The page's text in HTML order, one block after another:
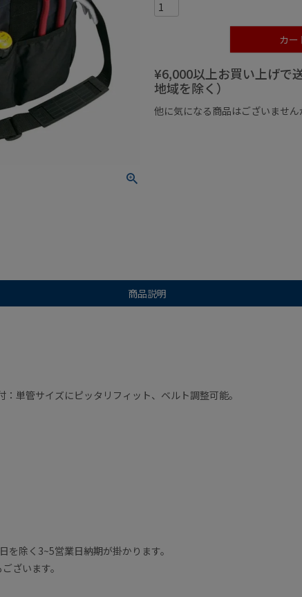
カー
¥6,000以上お買い上げで
地域を除く）
他に気になる商品はございません
商品説明
単管サイズにピッタリフィット、ベルト調整可能。
除く3~5営業日納期が掛かります。
ざいます。